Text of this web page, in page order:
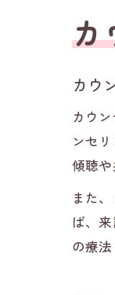
カ
カウ
カウ
ンセ
傾聴
また
ば、
の療